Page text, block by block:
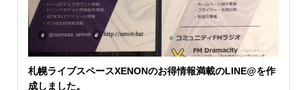
札幌ライブスペースXENONのお得情報満載のLINE@を作
成しました。